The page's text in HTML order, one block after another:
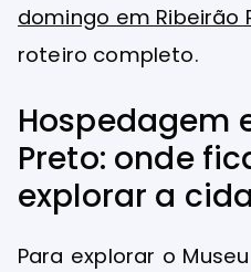
domingo em Ribeirão
roteiro completo.
Hospedagem
Preto: onde
explorar a
Para explorar o